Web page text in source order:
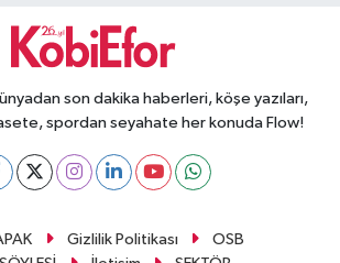
son dakika haberleri, köşe yazıları,
spordan seyahate her konuda Flow!
Gizlilik Politikası
OSB